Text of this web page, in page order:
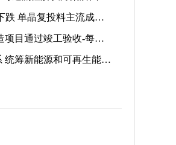
每日速读!本周硅料价格继续下跌 单晶复投料主流成交价格为97元/KG
6月1日 海南核电自备码头改造项目通过竣工验收-每日观点
山东：加快建设现代能源体系 统筹新能源和可再生能源、煤电、外电